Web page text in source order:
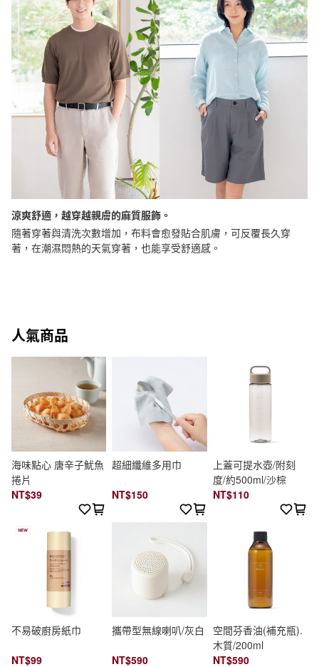
涼爽舒適，越穿越親膚的麻質服飾。
隨著穿著與清洗次數增加，布料會愈發貼合肌膚，可反覆長久穿
著，在潮濕悶熱的天氣穿著，也能享受舒適感。
人氣商品
海味點心 唐辛子魷魚
捲片
NT$39
超細纖維多用巾
NT$150
上蓋可提水壺/附刻
度/約500ml/沙棕
NT$110
不易破廚房紙巾
NT$99
攜帶型無線喇叭/灰白
NT$590
空間芬香油(補充瓶).
木質/200ml
NT$590